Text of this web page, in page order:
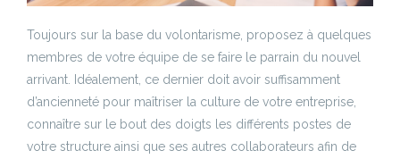
Toujours sur la base du volontarisme, proposez à quelques
membres de votre équipe de se faire le parrain du nouvel
arrivant. Idéalement, ce dernier doit avoir suffisamment
d’ancienneté pour maîtriser la culture de votre entreprise,
connaître sur le bout des doigts les différents postes de
votre structure ainsi que ses autres collaborateurs afin de